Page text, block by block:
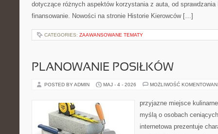
dotyczące różnych aspektów korzystania z auta, od
finansowanie. Nowości na stronie Historie Kierowców […]
CATEGORIES: ZAAWANSOWANE TEMATY
PLANOWANIE POSIŁKÓW
POSTED BY ADMIN MAJ - 4 - 2026 MOŻLIWOŚĆ
przyjazne miejsce
myślą o osobach
internetowa prezentuje